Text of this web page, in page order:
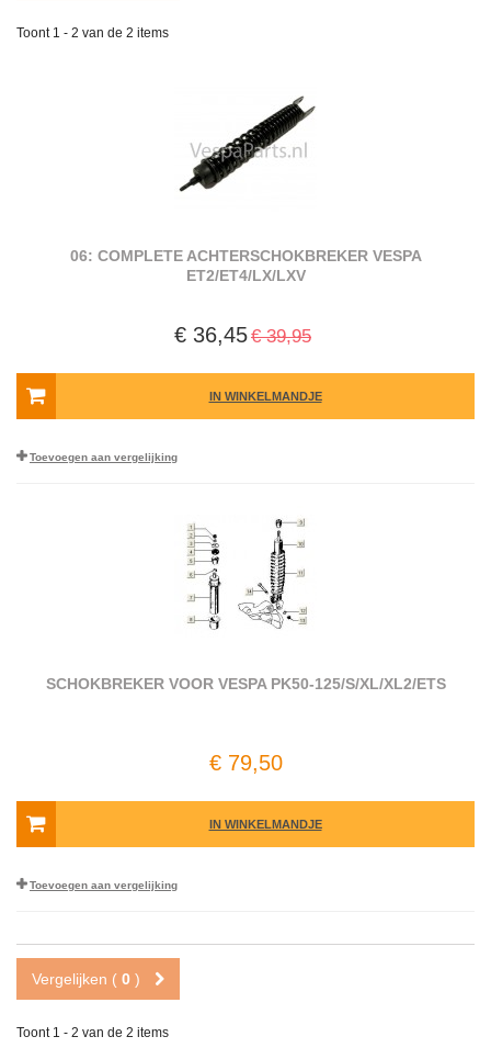
Toont 1 - 2 van de 2 items
06: COMPLETE ACHTERSCHOKBREKER VESPA
ET2/ET4/LX/LXV
€ 36,45€ 39,95
IN WINKELMANDJE
Toevoegen aan vergelijking
SCHOKBREKER VOOR VESPA PK50-125/​S/​XL/​XL2/​ETS
€ 79,50
IN WINKELMANDJE
Toevoegen aan vergelijking
Vergelijken ( 0 )
Toont 1 - 2 van de 2 items